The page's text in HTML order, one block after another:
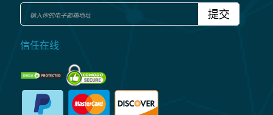
提交
信任在线